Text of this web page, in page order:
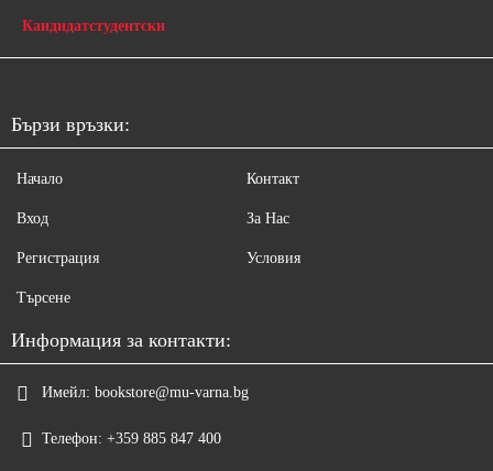
Кандидатстудентски
Бързи връзки:
Начало
Вход
Регистрация
Търсене
Контакт
За Нас
Условия
Информация за контакти:
Имейл: bookstore@mu-varna.bg
Телефон: +359 885 847 400